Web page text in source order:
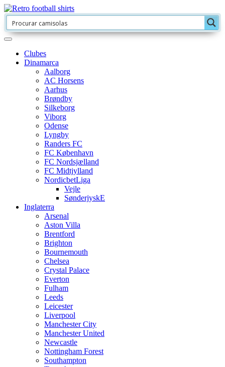
Clubes
Dinamarca
Aalborg
AC Horsens
Aarhus
Brøndby
Silkeborg
Viborg
Odense
Lyngby
Randers FC
FC København
FC Nordsjælland
FC Midtjylland
NordicbetLiga
Vejle
SønderjyskE
Inglaterra
Arsenal
Aston Villa
Brentford
Brighton
Bournemouth
Chelsea
Crystal Palace
Everton
Fulham
Leeds
Leicester
Liverpool
Manchester City
Manchester United
Newcastle
Nottingham Forest
Southampton